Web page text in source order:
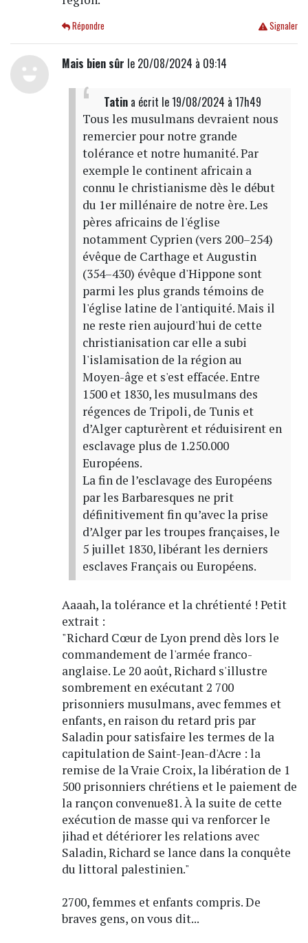
Signaler
Répondre
Mais bien sûr le 20/08/2024 à 09:14
Tatina écrit le 19/08/2024 à 17h49
Tous les musulmans devraient nous
remercier pour notre grande
tolérance et notre humanité. Par
exemple le continent africain a
connu le christianisme dès le début
du 1er millénaire de notre ère. Les
pères africains de l'église
notamment Cyprien (vers 200–254)
évêque de Carthage et Augustin
(354–430) évêque d'Hippone sont
parmi les plus grands témoins de
l'église latine de l'antiquité. Mais il
ne reste rien aujourd'hui de cette
christianisation car elle a subi
l'islamisation de la région au
Moyen-âge et s'est effacée. Entre
1500 et 1830, les musulmans des
régences de Tripoli, de Tunis et
d’Alger capturèrent et réduisirent en
esclavage plus de 1.250.000
Européens.
La fin de l’esclavage des Européens
par les Barbaresques ne prit
définitivement fin qu’avec la prise
d’Alger par les troupes françaises, le
5 juillet 1830, libérant les derniers
esclaves Français ou Européens.
Aaaah, la tolérance et la chrétienté ! Petit
extrait :
"Richard Cœur de Lyon prend dès lors le
commandement de l'armée franco-
anglaise. Le 20 août, Richard s'illustre
sombrement en exécutant 2 700
prisonniers musulmans, avec femmes et
enfants, en raison du retard pris par
Saladin pour satisfaire les termes de la
capitulation de Saint-Jean-d'Acre : la
remise de la Vraie Croix, la libération de 1
500 prisonniers chrétiens et le paiement de
la rançon convenue81. À la suite de cette
exécution de masse qui va renforcer le
jihad et détériorer les relations avec
Saladin, Richard se lance dans la conquête
du littoral palestinien."
2700, femmes et enfants compris. De
braves gens, on vous dit...